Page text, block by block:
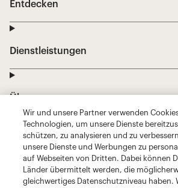
Wir und unsere Partner verwenden
Technologien, um unsere Dienste
schützen, zu analysieren und zu
unsere Dienste und Werbungen zu
auf Webseiten von Dritten. Dabei können
Länder übermittelt werden, die
gleichwertiges Datenschutzniveau haben.